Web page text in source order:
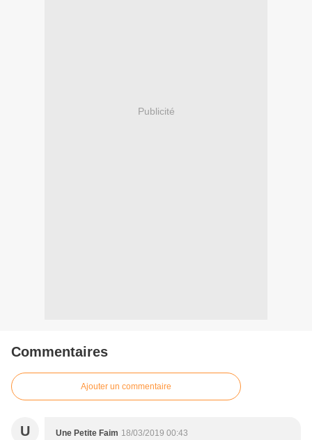
Publicité
Commentaires
Ajouter un commentaire
U Une Petite Faim 18/03/2019 00:43